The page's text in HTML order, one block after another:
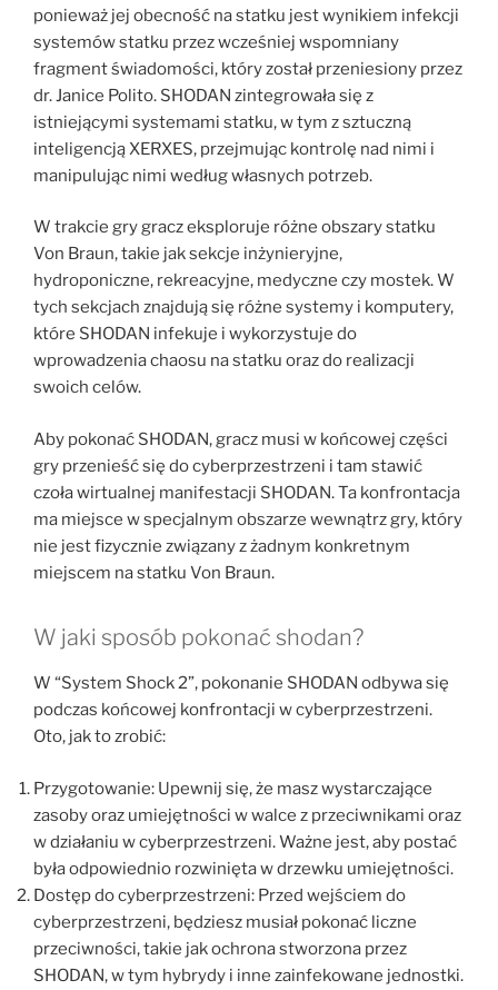
ponieważ jej obecność na statku jest wynikiem infekcji
systemów statku przez wcześniej wspomniany
fragment świadomości, który został przeniesiony przez
dr. Janice Polito. SHODAN zintegrowała się z
istniejącymi systemami statku, w tym z sztuczną
inteligencją XERXES, przejmując kontrolę nad nimi i
manipulując nimi według własnych potrzeb.
W trakcie gry gracz eksploruje różne obszary statku
Von Braun, takie jak sekcje inżynieryjne,
hydroponiczne, rekreacyjne, medyczne czy mostek. W
tych sekcjach znajdują się różne systemy i komputery,
które SHODAN infekuje i wykorzystuje do
wprowadzenia chaosu na statku oraz do realizacji
swoich celów.
Aby pokonać SHODAN, gracz musi w końcowej części
gry przenieść się do cyberprzestrzeni i tam stawić
czoła wirtualnej manifestacji SHODAN. Ta konfrontacja
ma miejsce w specjalnym obszarze wewnątrz gry, który
nie jest fizycznie związany z żadnym konkretnym
miejscem na statku Von Braun.
W jaki sposób pokonać shodan?
W “System Shock 2”, pokonanie SHODAN odbywa się
podczas końcowej konfrontacji w cyberprzestrzeni.
Oto, jak to zrobić:
Przygotowanie: Upewnij się, że masz wystarczające
zasoby oraz umiejętności w walce z przeciwnikami oraz
w działaniu w cyberprzestrzeni. Ważne jest, aby postać
była odpowiednio rozwinięta w drzewku umiejętności.
Dostęp do cyberprzestrzeni: Przed wejściem do
cyberprzestrzeni, będziesz musiał pokonać liczne
przeciwności, takie jak ochrona stworzona przez
SHODAN, w tym hybrydy i inne zainfekowane jednostki.